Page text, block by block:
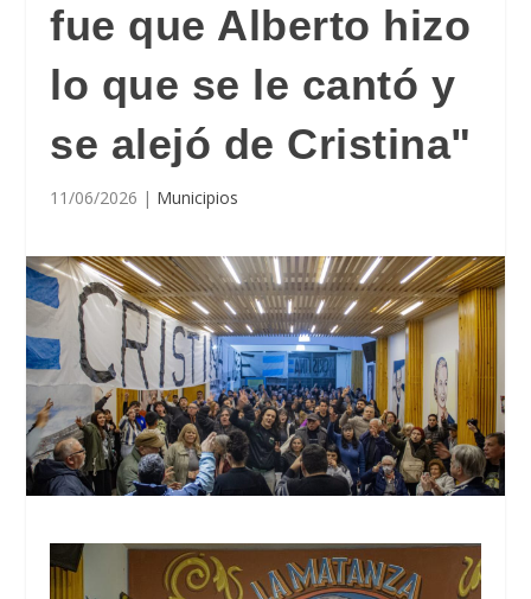
fue que Alberto hizo
lo que se le cantó y
se alejó de Cristina"
11/06/2026 | Municipios